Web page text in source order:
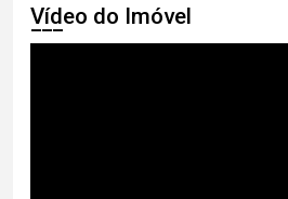
Vídeo do Imóvel